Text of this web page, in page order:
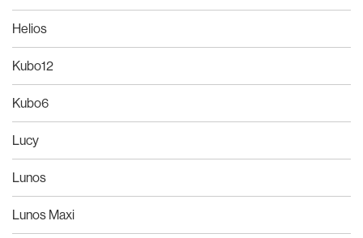
Helios
Kubo12
Kubo6
Lucy
Lunos
Lunos Maxi